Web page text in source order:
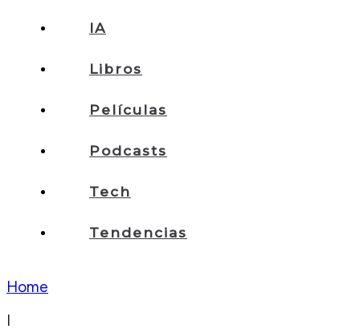
IA
Libros
Películas
Podcasts
Tech
Tendencias
Home
I